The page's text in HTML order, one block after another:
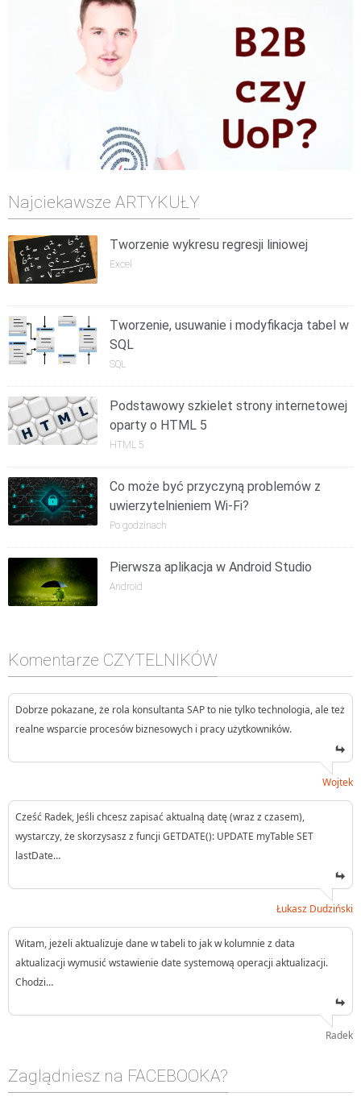
Najciekawsze ARTYKUŁY
Tworzenie wykresu regresji liniowej
Excel
Tworzenie, usuwanie i modyfikacja tabel w
SQL
SQL
Podstawowy szkielet strony internetowej
oparty o HTML 5
HTML 5
Co może być przyczyną problemów z
uwierzytelnieniem Wi-Fi?
Po godzinach
Pierwsza aplikacja w Android Studio
Android
Komentarze CZYTELNIKÓW
Dobrze pokazane, że rola konsultanta SAP to nie tylko technologia, ale też
realne wsparcie procesów biznesowych i pracy użytkowników.
Wojtek
Cześć Radek, Jeśli chcesz zapisać aktualną datę (wraz z czasem),
wystarczy, że skorzysasz z funcji GETDATE(): UPDATE myTable SET
lastDate…
Łukasz Dudziński
Witam, jeżeli aktualizuje dane w tabeli to jak w kolumnie z data
aktualizacji wymusić wstawienie date systemową operacji aktualizacji.
Chodzi…
Radek
Zaglądniesz na FACEBOOKA?